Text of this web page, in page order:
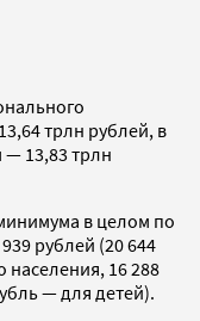
трлн рублей, в
— 13,83 трлн
в целом по
рублей (20 644
населения, 16 288
— для детей).